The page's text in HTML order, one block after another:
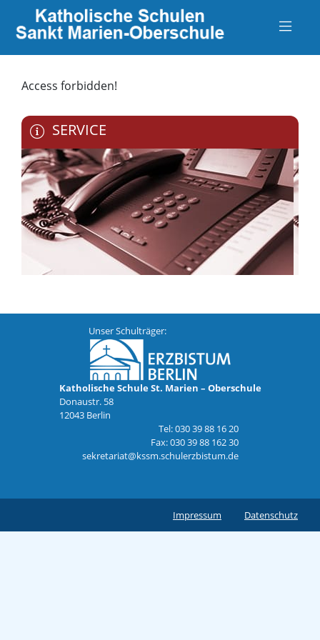
Access forbidden!
SERVICE
Unser Schulträger:
Katholische Schule St. Marien – Oberschule
Donaustr. 58
12043 Berlin
Tel: 030 39 88 16 20
Fax: 030 39 88 162 30
sekretariat@kssm.schulerzbistum.de
Impressum Datenschutz